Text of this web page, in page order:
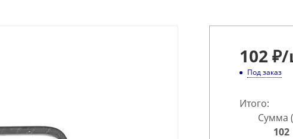
102 ₽/
Под заказ
Итого:
Сумма
102